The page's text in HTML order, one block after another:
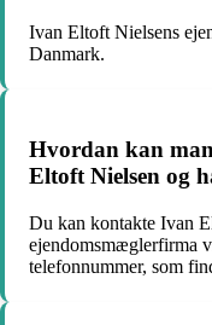
Ivan Eltoft Nielsens
Danmark.
Hvordan kan
Eltoft Nielsen og
Du kan kontakte Ivan
ejendomsmæglerfirma
telefonnummer, som